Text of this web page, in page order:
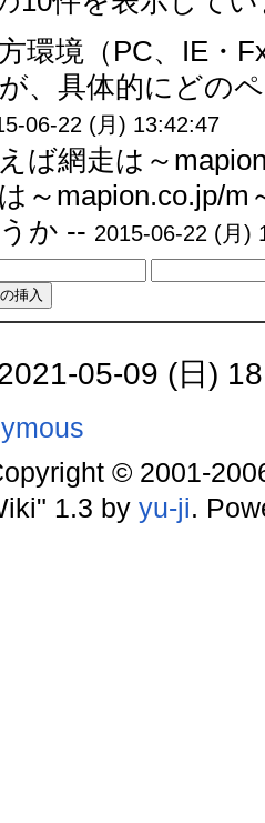
環境（PC、IE・
、具体的にどの
06-22 (月) 13:42:47
ば網走は～
～mapion.co.jp/
か -- 2015-06-22 (月)
05-09 (日)
© 2001-
1.3 by yu-ji.